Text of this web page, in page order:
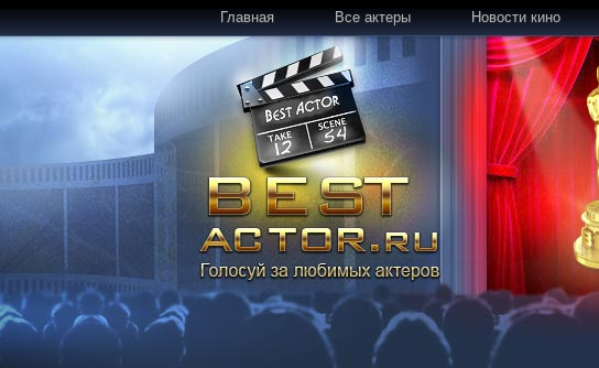
Главная Все актеры Новости кино